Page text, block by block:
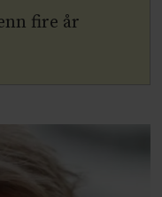
fire år